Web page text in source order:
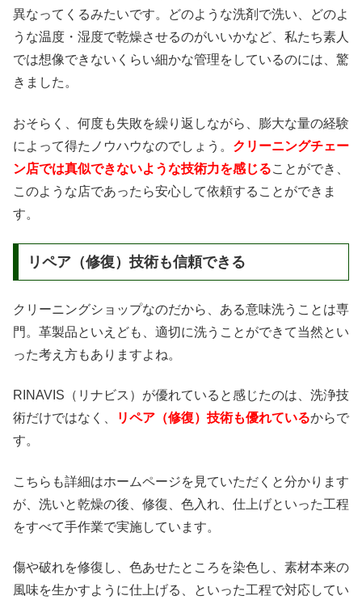
異なってくるみたいです。どのような洗剤で洗い、どのよ
うな温度・湿度で乾燥させるのがいいかなど、私たち素人
では想像できないくらい細かな管理をしているのには、驚
きました。
おそらく、何度も失敗を繰り返しながら、膨大な量の経験
によって得たノウハウなのでしょう。 クリーニングチェー
ン店では真似できないような技術力を感じることができ、
このような店であったら安心して依頼することができま
す。
リペア（修復）技術も信頼できる
クリーニングショップなのだから、ある意味洗うことは専
門。革製品といえども、適切に洗うことができて当然とい
った考え方もありますよね。
RINAVIS（リナビス）が優れていると感じたのは、洗浄技
術だけではなく、
リペア（修復）技術も優れているからで
す。
こちらも詳細はホームページを見ていただくと分かります
が、洗いと乾燥の後、修復、色入れ、仕上げといった工程
をすべて手作業で実施しています。
傷や破れを修復し、色あせたところを染色し、素材本来の
風味を生かすように仕上げる、といった工程で対応してい